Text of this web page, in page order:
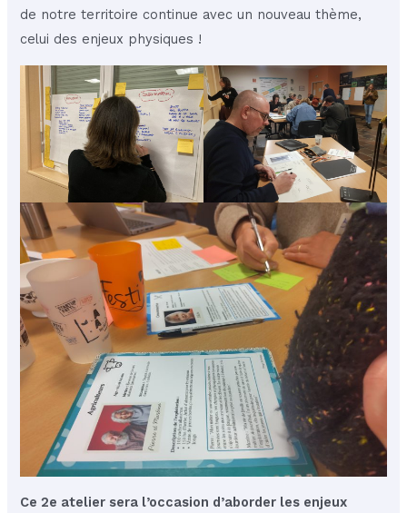
de notre territoire continue avec un nouveau thème,
celui des enjeux physiques !
Ce 2e atelier sera l’occasion d’aborder les enjeux